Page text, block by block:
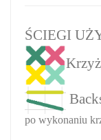
ŚCIEGI
po wykonaniu